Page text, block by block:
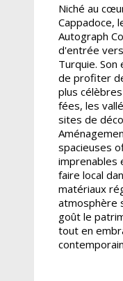
Niché au
Cappadoce,
Autograph
d'entrée
Turquie.
de profiter
plus
fées, les
sites de
spacieuses
imprenables
faire local
matériaux
atmosphère
goût le
tout en